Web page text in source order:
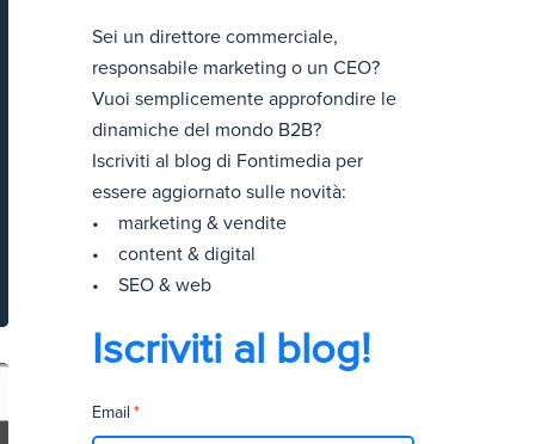
Sei un direttore commerciale,
responsabile marketing o un CEO?
Vuoi semplicemente approfondire le
dinamiche del mondo B2B?
Iscriviti al blog di Fontimedia per
essere aggiornato sulle novità:
• marketing & vendite
• content & digital
• SEO & web
Iscriviti al blog!
Email *